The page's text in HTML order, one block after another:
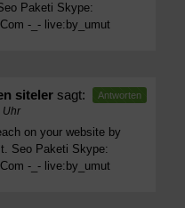
Paketi Skype:
-_- live:by_umut
siteler sagt:
Uhr
on your website by
Seo Paketi Skype:
-_- live:by_umut
Antworten